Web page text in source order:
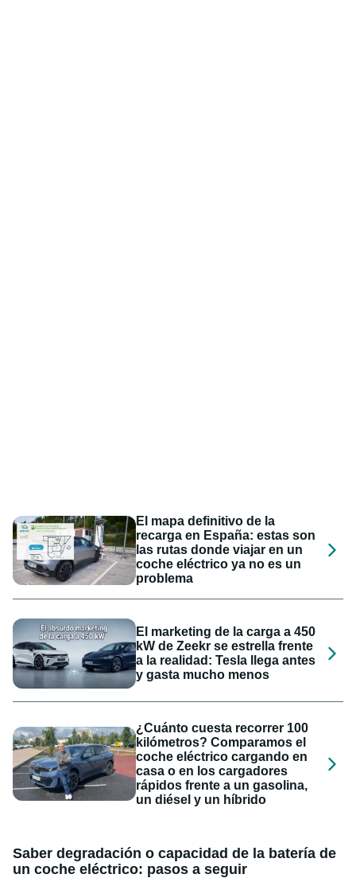
El mapa definitivo de la
recarga en España: estas son
las rutas donde viajar en un
coche eléctrico ya no es un
problema
El marketing de la carga a 450
kW de Zeekr se estrella frente
a la realidad: Tesla llega antes
y gasta mucho menos
¿Cuánto cuesta recorrer 100
kilómetros? Comparamos el
coche eléctrico cargando en
casa o en los cargadores
rápidos frente a un gasolina,
un diésel y un híbrido
Saber degradación o capacidad de la batería de
un coche eléctrico: pasos a seguir